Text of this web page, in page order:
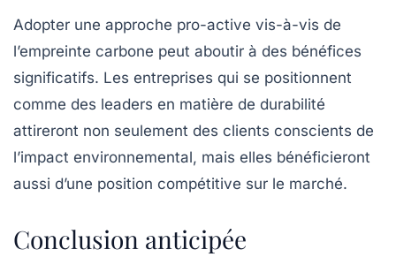
Adopter une approche pro-active vis-à-vis de
l’empreinte carbone peut aboutir à des bénéfices
significatifs. Les entreprises qui se positionnent
comme des leaders en matière de durabilité
attireront non seulement des clients conscients de
l’impact environnemental, mais elles bénéficieront
aussi d’une position compétitive sur le marché.
Conclusion anticipée